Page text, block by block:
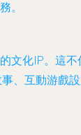
。
文化IP。這
、互動游戲